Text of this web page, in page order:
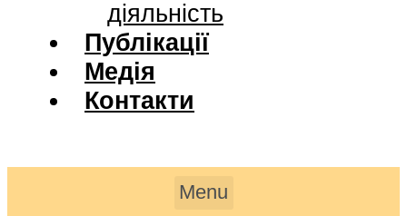
діяльність
Публікації
Медія
Контакти
Menu